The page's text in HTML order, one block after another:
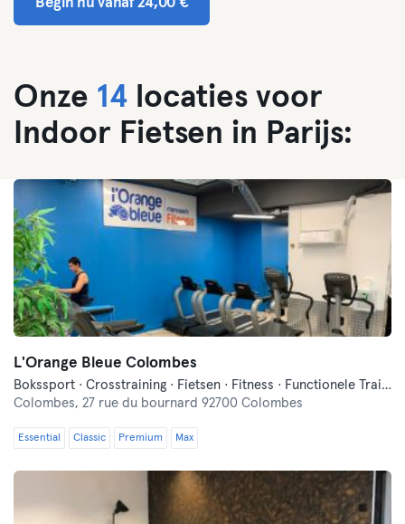
Begin nu vanaf 24,00 €
Onze 14 locaties voor
Indoor Fietsen in Parijs:
L'Orange Bleue Colombes
Bokssport · Crosstraining · Fietsen · Fitness · Functionele Training · Indoor Fietsen · Ontspanning
Colombes, 27 rue du bournard 92700 Colombes
Essential Classic Premium Max